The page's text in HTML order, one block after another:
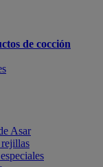
de cocción
Asar
rejillas